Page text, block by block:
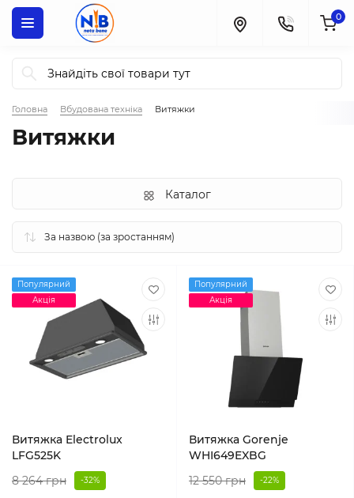
0
Головна Вбудована техніка Витяжки
Витяжки
Каталог
Популярний
Акція
Витяжка Electrolux
LFG525K
8 264 грн
-32%
Популярний
Акція
Витяжка Gorenje
WHI649EXBG
12 550 грн
-22%